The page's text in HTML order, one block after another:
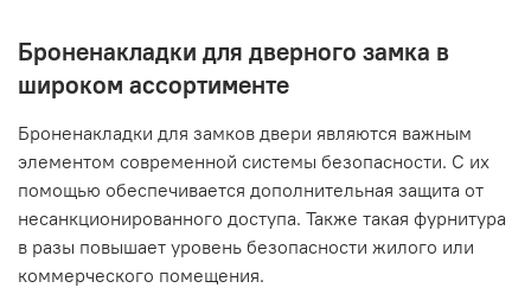
Броненакладки для дверного замка в
широком ассортименте
Броненакладки для замков двери являются важным
элементом современной системы безопасности. С их
помощью обеспечивается дополнительная защита от
несанкционированного доступа. Также такая фурнитура
в разы повышает уровень безопасности жилого или
коммерческого помещения.